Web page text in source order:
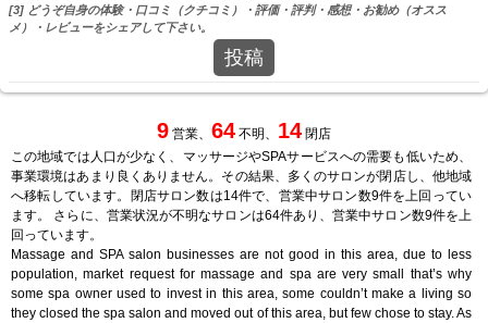
[3] どうぞ自身の体験・口コミ（クチコミ）・評価・評判・感想・お勧め（オスス
メ）・レビューをシェアして下さい。
投稿
9 営業、 64 不明、 14 閉店
この地域では人口が少なく、マッサージやSPAサービスへの需要も低いため、
事業環境はあまり良くありません。その結果、多くのサロンが閉店し、他地域
へ移転しています。閉店サロン数は14件で、営業中サロン数9件を上回ってい
ます。 さらに、営業状況が不明なサロンは64件あり、営業中サロン数9件を上
回っています。
Massage and SPA salon businesses are not good in this area, due to less
population, market request for massage and spa are very small that’s why
some spa owner used to invest in this area, some couldn’t make a living so
they closed the spa salon and moved out of this area, but few chose to stay. As